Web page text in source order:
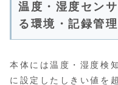
温度・湿度セン
る環境・記録管理
本体には温度・湿度検
に設定したしきい値を